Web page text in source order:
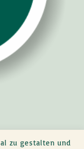
zu gestalten und